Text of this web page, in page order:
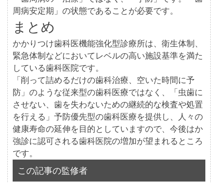
周病安定期」の状態であることが必要です。
まとめ
かかりつけ歯科医機能強化型診療所は、衛生体制、
緊急体制などにおいてレベルの高い施設基準を満た
している歯科医院です。
「削って詰めるだけの歯科治療、空いた時間に予
防」のような従来型の歯科医療ではなく、「虫歯に
させない、歯を失わないための継続的な検査や処置
を行える」予防優先型の歯科医療を提供し、人々の
健康寿命の延伸を目的としていますので、今後はか
強診に認可される歯科医院の増加が望まれるところ
です。
この記事の監修者